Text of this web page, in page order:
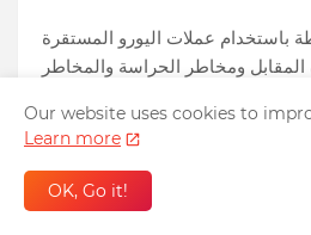
باستخدام عملات اليورو المستقرة
ومخاطر الحراسة والمخاطر
طيبة واتباع أفضل الممارسات.
فائدة على حيازاتي من
عملة اليورو المستقرة؟
Our website uses cookies to
Learn more
OK, Go it!